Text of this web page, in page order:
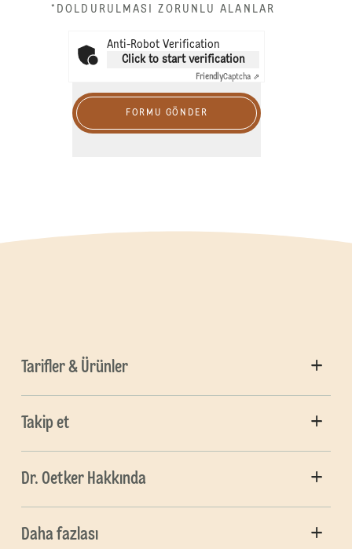
*DOLDURULMASI ZORUNLU ALANLAR
Anti-Robot Verification
Click to start verification
FriendlyCaptcha ⇗
FORMU GÖNDER
Tarifler & Ürünler
Takip et
Dr. Oetker Hakkında
Daha fazlası